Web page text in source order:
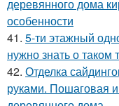
деревянного дома
особенности
41. 5-ти этажный
нужно знать о таком
42. Отделка
руками. Пошаговая